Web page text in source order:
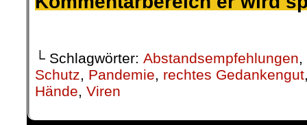
└ Schlagwörter: Abstandsempfehlungen,
Schutz, Pandemie, rechtes Gedankengut
Hände, Viren